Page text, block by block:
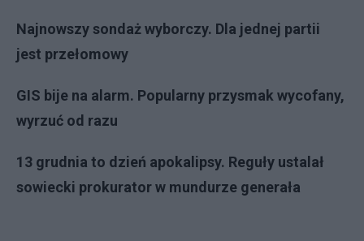
Najnowszy sondaż wyborczy. Dla jednej partii
jest przełomowy
GIS bije na alarm. Popularny przysmak wycofany,
wyrzuć od razu
13 grudnia to dzień apokalipsy. Reguły ustalał
sowiecki prokurator w mundurze generała